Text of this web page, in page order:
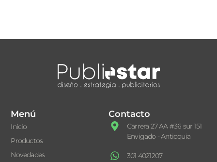
Menú
Inicio
Productos
Novedades
Contacto
Carrera 27 AA #36 sur 151
Envigado - Antioquia
301 4021207